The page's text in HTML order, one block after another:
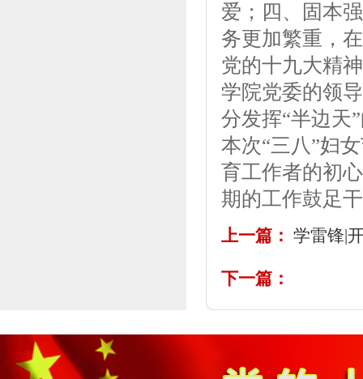
爱；四、固本
务更加繁重，
党的十九大精
学院党委的领
分发挥“半边天
本次“三八”妇
育工作者的初
期的工作鼓足
上一篇： 学雷锋|
下一篇：